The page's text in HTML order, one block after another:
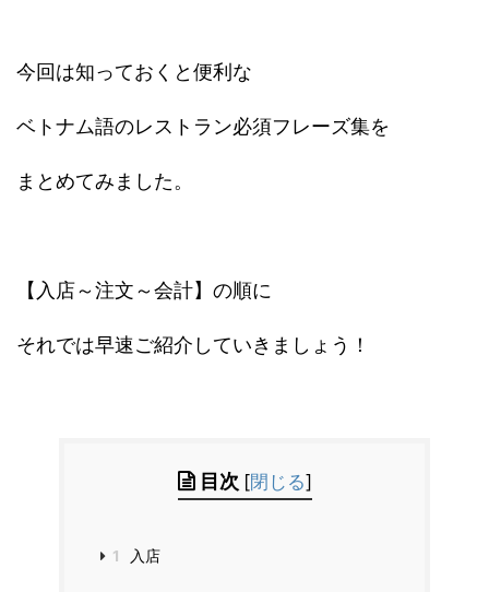
今回は知っておくと便利な
ベトナム語のレストラン必須フレーズ集を
まとめてみました。
【入店～注文～会計】の順に
それでは早速ご紹介していきましょう！
目次 [閉じる]
1 入店